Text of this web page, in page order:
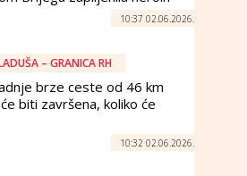
10:37 02.06.2026.
– GRANICA RH
brze ceste od 46 km
biti završena, koliko će
10:32 02.06.2026.